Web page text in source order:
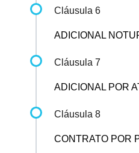
Cláusula 6
ADICIONAL
Cláusula 7
ADICIONAL POR
Cláusula 8
CONTRATO POR